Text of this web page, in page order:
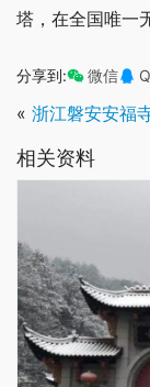
塔，在全国唯一
分享到: 微信
« 浙江磐安安福
相关资料